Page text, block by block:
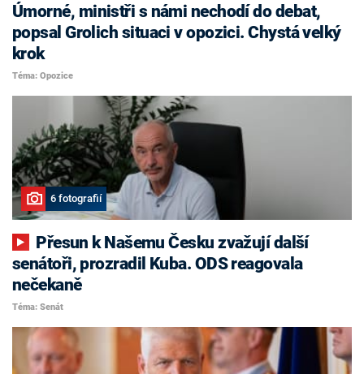
Úmorné, ministři s námi nechodí do debat,
popsal Grolich situaci v opozici. Chystá velký
krok
Téma: Opozice
6 fotografií
senátoři, prozradil Kuba. ODS reagovala
nečekaně
Téma: Senát